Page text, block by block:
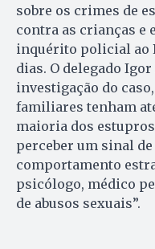
sobre os crimes de
contra as crianças e
inquérito policial ao
dias. O delegado
investigação do
familiares tenham
maioria dos
perceber um sinal
comportamento
psicólogo, médico
de abusos sexuais”.